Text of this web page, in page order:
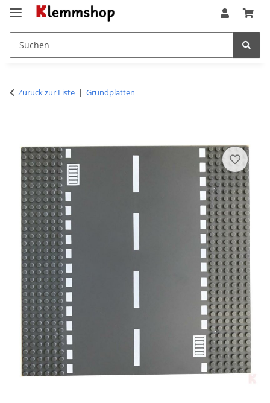
Zurück zur Liste Grundplatten